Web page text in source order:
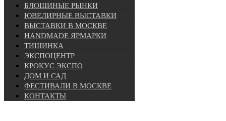
БЛОШИНЫЕ РЫНКИ
ЮВЕЛИРНЫЕ ВЫСТАВКИ
ВЫСТАВКИ В МОСКВЕ
HANDMADE ЯРМАРКИ
ТИШИНКА
ЭКСПОЦЕНТР
КРОКУС ЭКСПО
ДОМ И САД
ФЕСТИВАЛИ В МОСКВЕ
КОНТАКТЫ